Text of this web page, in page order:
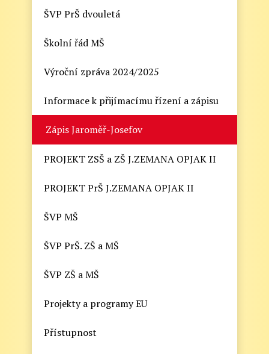
ŠVP PrŠ dvouletá
Školní řád MŠ
Výroční zpráva 2024/2025
Informace k přijímacímu řízení a zápisu
Zápis Jaroměř-Josefov
PROJEKT ZSŠ a ZŠ J.ZEMANA OPJAK II
PROJEKT PrŠ J.ZEMANA OPJAK II
ŠVP MŠ
ŠVP PrŠ. ZŠ a MŠ
ŠVP ZŠ a MŠ
Projekty a programy EU
Přístupnost